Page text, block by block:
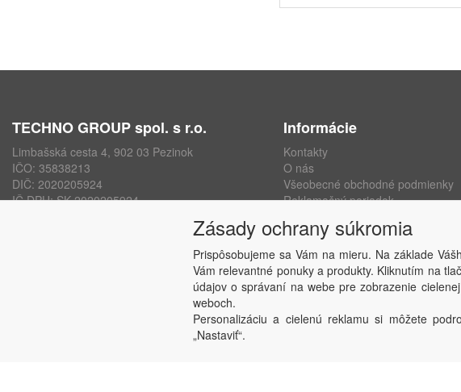
TECHNO GROUP spol. s r.o.
Limbašská cesta 4, 902 03 Pezinok
IČO: 35838213
DIČ: 2020205924
IČ DPH: SK 2020205924
Informácie
Kontakty
O nás
Všeobecné obchodné podmienky
Reklamačný poriadok
Nastavenie súkromia
Odstúpenie od zmluvy
Zásady ochrany súkromia
Prispôsobujeme sa Vám na mieru. Na základe
Vám relevantné ponuky a produkty. Kliknutím na
údajov o správaní na webe pre zobrazenie
weboch.
Personalizáciu a cielenú reklamu si môžete
„Nastaviť“.